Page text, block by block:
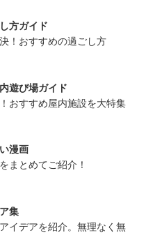
方ガイド
！おすすめの過ごし方
遊び場ガイド
おすすめ屋内施設を大特集
漫画
まとめてご紹介！
集
イデアを紹介。無理なく無